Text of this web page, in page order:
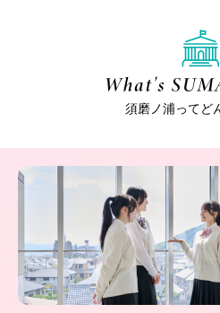
須磨ノ浦ってど